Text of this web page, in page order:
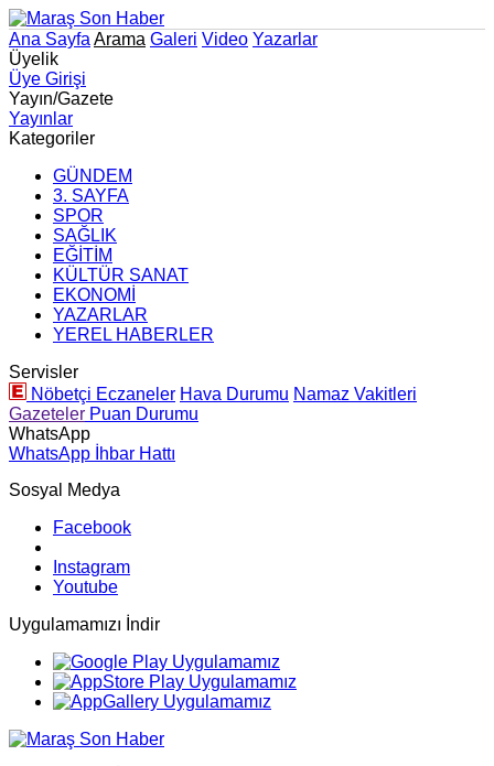
Ana Sayfa Arama Galeri Video Yazarlar
Üyelik
Üye Girişi
Yayın/Gazete
Yayınlar
Kategoriler
GÜNDEM
3. SAYFA
SPOR
SAĞLIK
EĞİTİM
KÜLTÜR SANAT
EKONOMİ
YAZARLAR
YEREL HABERLER
Servisler
Nöbetçi Eczaneler Hava Durumu Namaz Vakitleri
Gazeteler Puan Durumu
WhatsApp
WhatsApp İhbar Hattı
Sosyal Medya
Facebook
Instagram
Youtube
Uygulamamızı İndir